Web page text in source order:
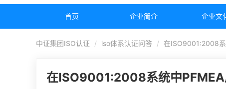
首页 企业简介 企业文
中证集团ISO认证 iso体系认证问答 在ISO9001:2008
在ISO9001:2008系统中PFMEA